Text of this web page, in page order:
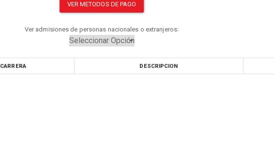
VER METODOS DE PAGO
Ver admisiones de personas nacionales o extranjeros:
CARRERA DESCRIPCION